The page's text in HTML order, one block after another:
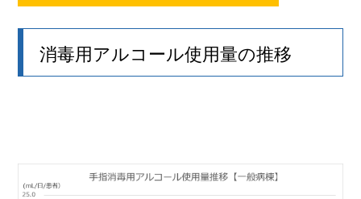
消毒用アルコール使用量の推移